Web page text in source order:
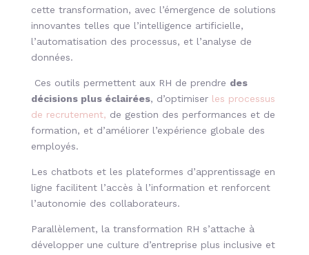
cette transformation, avec l’émergence de solutions
innovantes telles que l’intelligence artificielle,
l’automatisation des processus, et l’analyse de
données.
Ces outils permettent aux RH de prendre des
décisions plus éclairées, d’optimiser les processus
de recrutement, de gestion des performances et de
formation, et d’améliorer l’expérience globale des
employés.
Les chatbots et les plateformes d’apprentissage en
ligne facilitent l’accès à l’information et renforcent
l’autonomie des collaborateurs.
Parallèlement, la transformation RH s’attache à
développer une culture d’entreprise plus inclusive et